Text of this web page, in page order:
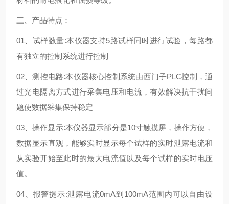
三、产品特点：
01、试样数量:本仪器支持5路试样同时进行试验，每路都
有独立的控制系统进行控制
02、测控电路:本仪器核心控制系统由西门子PLC控制，通
过光电隔离方式进行采集电压和电流，有效解决抗干扰问
题使数据采集保持稳定
03、操作显示:本仪器显示部分是10寸触摸屏，操作方便，
数据显示直观，能够实时显示每个试样的实时泄露电流和
从实验开始至此时的最大电流值以及每个试样的实时电压
值。
04、报警提示:泄露电流0mA到100mA范围内可以自由设